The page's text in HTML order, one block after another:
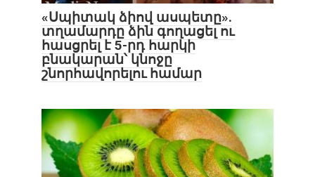
«Սպիտակ ձիով ասպետը».
տղամարդը ձին գողացել ու
հասցրել է 5-րդ հարկի
բնակարան՝ կնոջը
շնորհավորելու համար